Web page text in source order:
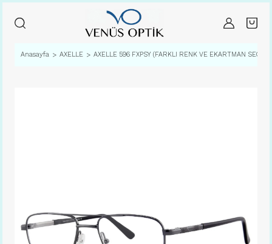
Anasayfa AXELLE AXELLE 596 FXPSY (FARKLI RENK VE EKARTMAN